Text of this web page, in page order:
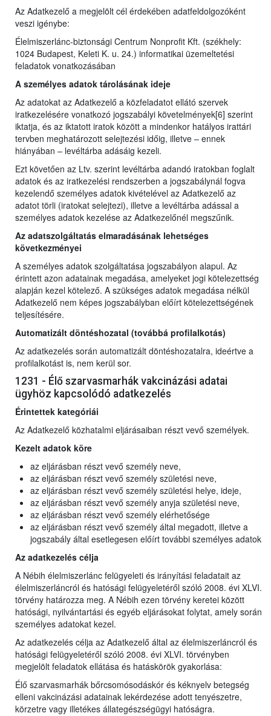
Az Adatkezelő a megjelölt cél érdekében adatfeldolgozóként
veszi igénybe:
Élelmiszerlánc-biztonsági Centrum Nonprofit Kft. (székhely:
1024 Budapest, Keleti K. u. 24.) informatikai üzemeltetési
feladatok vonatkozásában
A személyes adatok tárolásának ideje
Az adatokat az Adatkezelő a közfeladatot ellátó szervek
iratkezelésére vonatkozó jogszabályi követelmények[6] szerint
iktatja, és az iktatott iratok között a mindenkor hatályos irattári
tervben meghatározott selejtezési időig, illetve – ennek
hiányában – levéltárba adásáig kezeli.
Ezt követően az Ltv. szerint levéltárba adandó iratokban foglalt
adatok és az iratkezelési rendszerben a jogszabálynál fogva
kezelendő személyes adatok kivételével az Adatkezelő az
adatot törli (iratokat selejtezi), illetve a levéltárba adással a
személyes adatok kezelése az Adatkezelőnél megszűnik.
Az adatszolgáltatás elmaradásának lehetséges
következményei
A személyes adatok szolgáltatása jogszabályon alapul. Az
érintett azon adatainak megadása, amelyeket jogi kötelezettség
alapján kezel kötelező. A szükséges adatok megadása nélkül
Adatkezelő nem képes jogszabályban előírt kötelezettségének
teljesítésére.
Automatizált döntéshozatal (továbbá profilalkotás)
Az adatkezelés során automatizált döntéshozatalra, ideértve a
profilalkotást is, nem kerül sor.
1231 - Élő szarvasmarhák vakcinázási adatai
ügyhöz kapcsolódó adatkezelés
Érintettek kategóriái
Az Adatkezelő közhatalmi eljárásaiban részt vevő személyek.
Kezelt adatok köre
az eljárásban részt vevő személy neve,
az eljárásban részt vevő személy születési neve,
az eljárásban részt vevő személy születési helye, ideje,
az eljárásban részt vevő személy anyja születési neve,
az eljárásban részt vevő személy elérhetősége
az eljárásban részt vevő személy által megadott, illetve a
jogszabály által esetlegesen előírt további személyes adatok
Az adatkezelés célja
A Nébih élelmiszerlánc felügyeleti és irányítási feladatait az
élelmiszerláncról és hatósági felügyeletéről szóló 2008. évi XLVI.
törvény határozza meg. A Nébih ezen törvény keretei között
hatósági, nyilvántartási és egyéb eljárásokat folytat, amely során
személyes adatokat kezel.
Az adatkezelés célja az Adatkezelő által az élelmiszerláncról és
hatósági felügyeletéről szóló 2008. évi XLVI. törvényben
megjelölt feladatok ellátása és hatáskörök gyakorlása:
Élő szarvasmarhák bőrcsomósodáskór és kéknyelv betegség
elleni vakcinázási adatainak lekérdezése adott tenyészetre,
körzetre vagy illetékes állategészségügyi hatóságra.